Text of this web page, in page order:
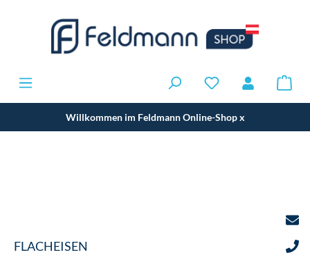
Willkommen im Feldmann Online-Shopx
FLACHEISEN